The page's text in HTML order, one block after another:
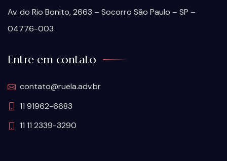
Av. do Rio Bonito, 2663 – Socorro São Paulo – SP –
04776-003
Entre em contato
contato@ruela.adv.br
11 91962-6683
11 11 2339-3290